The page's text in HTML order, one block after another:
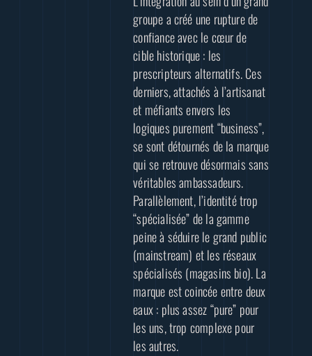
groupe a créé une rupture de
confiance avec le cœur de
cible historique : les
prescripteurs alternatifs. Ces
derniers, attachés à l’artisanat
et méfiants envers les
logiques purement “business”,
se sont détournés de la marque
qui se retrouve désormais sans
véritables ambassadeurs.
Parallèlement, l’identité trop
“spécialisée” de la gamme
peine à séduire le grand public
(mainstream) et les réseaux
spécialisés (magasins bio). La
marque est coincée entre deux
eaux : plus assez “pure” pour
les uns, trop complexe pour
les autres.